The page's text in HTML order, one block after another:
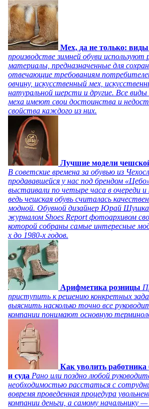
Мех, да не только: виды
производстве зимней обуви используют
материалы, предназначенные для
отвечающие требованиям
овчину, искусственный мех,
натуральной шерсти и другие. Все виды
меха имеют свои достоинства и
свойства каждого из них.
Лучшие модели
В советские времена за обувью из
продававшейся у нас под брендом
выстаивали по четыре часа в очереди
ведь чешская обувь считалась
модной. Обувной дизайнер Юрай Шушка
журналом Shoes Report фотоархивом
которой собраны самые интересные
х до 1980-х годов.
Арифметика розницы
приступить к решению конкретных
выяснить насколько точно все
компании понимают основную
Как уволить работника
и суда Рано или поздно любой
необходимостью расстаться с
вовремя проведенная процедура
компании деньги, а самому начальнику